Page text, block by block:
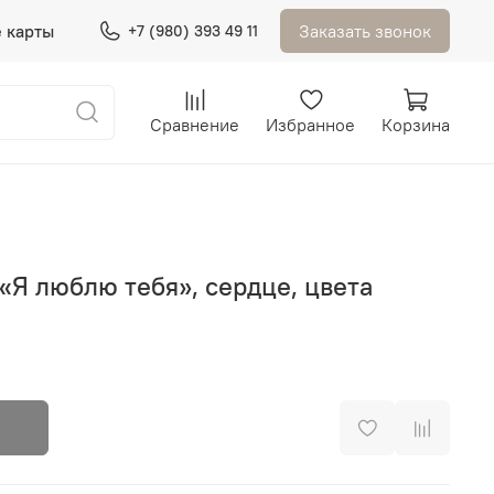
карты +7 (980) 393 49 11 Заказать звонок
Сравнение Избранное Корзина
люблю тебя», сердце, цвета